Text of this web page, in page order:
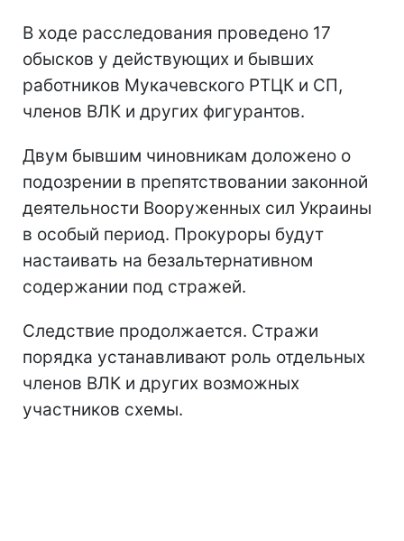
В ходе расследования проведено 17
обысков у действующих и бывших
работников Мукачевского РТЦК и СП,
членов ВЛК и других фигурантов.
Двум бывшим чиновникам доложено о
подозрении в препятствовании законной
деятельности Вооруженных сил Украины
в особый период. Прокуроры будут
настаивать на безальтернативном
содержании под стражей.
Следствие продолжается. Стражи
порядка устанавливают роль отдельных
членов ВЛК и других возможных
участников схемы.